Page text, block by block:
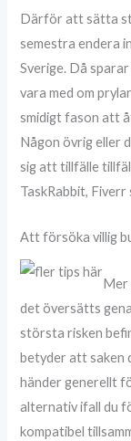
Därför att sätta
semestra endera
Sverige. Då
vara med om
smidigt fason att
Någon övrig eller
sig att tillfälle
TaskRabbit, Fiverr
Att försöka villig
Mer
det översätts
största risken
betyder att saken
händer generellt
alternativ ifall du
kompatibel